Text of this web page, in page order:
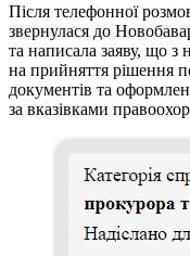
Після телефонної
звернулася до
та написала заяву, що з
на прийняття рішення
документів та
за вказівками